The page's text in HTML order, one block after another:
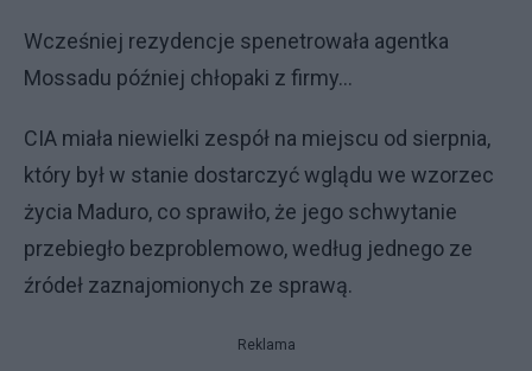
Wcześniej rezydencje spenetrowała agentka
Mossadu później chłopaki z firmy...
CIA miała niewielki zespół na miejscu od sierpnia,
który był w stanie dostarczyć wglądu we wzorzec
życia Maduro, co sprawiło, że jego schwytanie
przebiegło bezproblemowo, według jednego ze
źródeł zaznajomionych ze sprawą.
Reklama